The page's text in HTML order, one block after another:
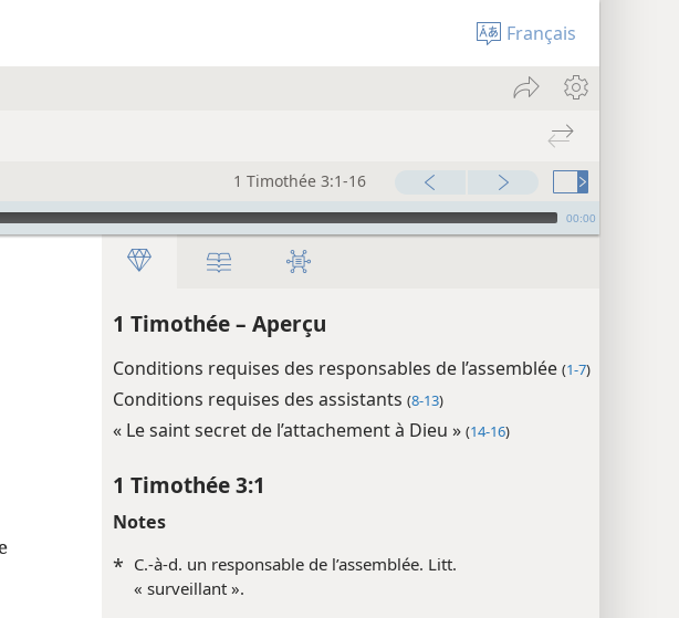
Français
1 Timothée 3:1-16
00:00
1 Timothée – Aperçu
Conditions requises des responsables de l’assemblée (1-7)
Conditions requises des assistants (8-13)
« Le saint secret de l’attachement à Dieu » (14-16)
1 Timothée 3:1
Notes
* C.-à-d. un responsable de l’assemblée. Litt.
« surveillant ».